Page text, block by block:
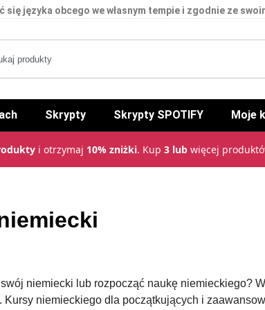
się języka obcego we własnym tempie i zgodnie ze
Skrypty Skrypty SPOTIFY Moje
i otrzymaj 10% zniżki. Kup 3 lubwięcej
niemiecki lub rozpocząć naukę niemieckiego?
Kursy niemieckiego dla początkujących i